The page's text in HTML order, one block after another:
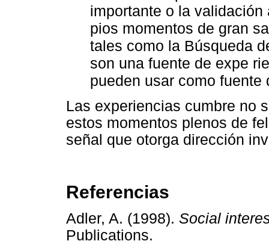
importante o la
pios momentos de gran
tales como la Búsqueda
son una fuente de expe
pueden usar como
Las experiencias cumbre no
estos momentos plenos de
señal que otorga dirección
Referencias
Adler, A. (1998). Social
Publications.